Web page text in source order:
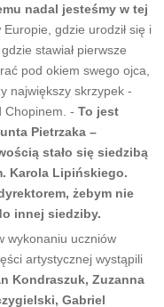
nadal jesteśmy w tej
gdzie urodził się i
stawiał pierwsze
pod okiem swego ojca,
największy skrzypek -
Chopinem. - To jest
Pietrzaka –
stało się siedzibą
Karola Lipińskiego.
żebym nie
innej siedziby.
wykonaniu uczniów
artystycznej wystąpili
Kondraszuk, Zuzanna
Gabriel